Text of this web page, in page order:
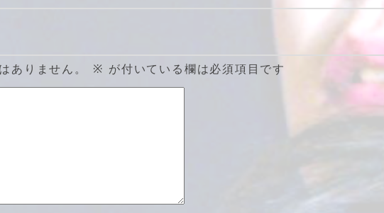
ありません。 ※ が付いている欄は必須項目です